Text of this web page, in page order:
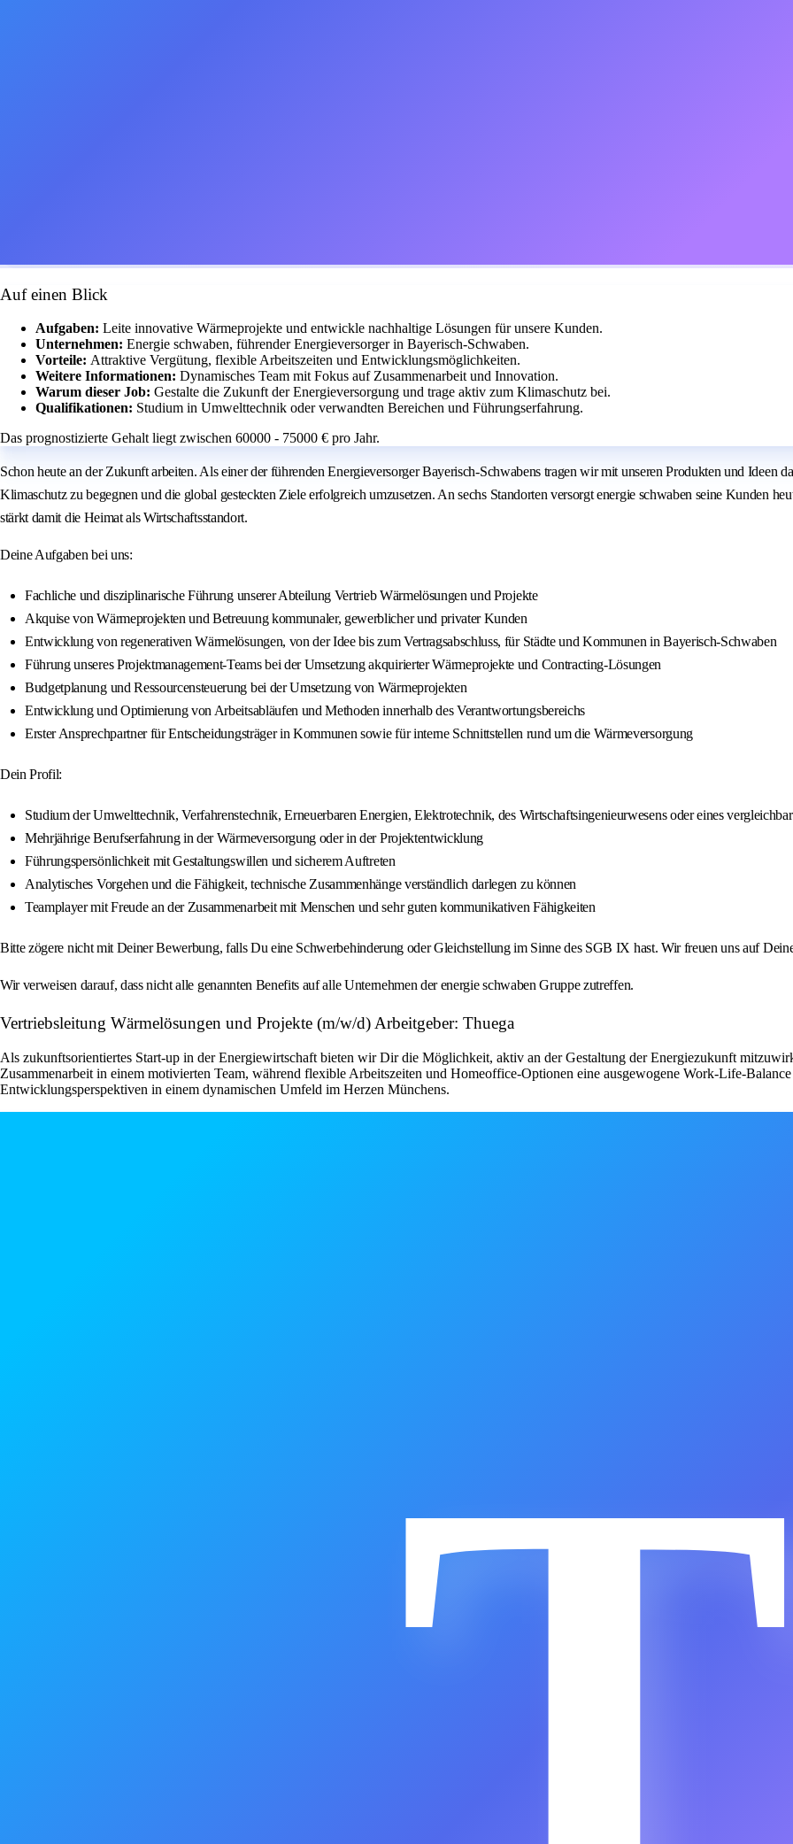
Auf einen Blick
Aufgaben: Leite innovative Wärmeprojekte und entwickle nachhaltige Lösungen für unsere Kunden.
Unternehmen: Energie schwaben, führender Energieversorger in Bayerisch-Schwaben.
Vorteile: Attraktive Vergütung, flexible Arbeitszeiten und Entwicklungsmöglichkeiten.
Weitere Informationen: Dynamisches Team mit Fokus auf Zusammenarbeit und Innovation.
Warum dieser Job: Gestalte die Zukunft der Energieversorgung und trage aktiv zum Klimaschutz bei.
Qualifikationen: Studium in Umwelttechnik oder verwandten Bereichen und Führungserfahrung.
Das prognostizierte Gehalt liegt zwischen 60000 - 75000 € pro Jahr.
Schon heute an der Zukunft arbeiten. Als einer der führenden Energieversorger Bayerisch-Schwabens tragen wir mit unseren Produkten und Ideen
Klimaschutz zu begegnen und die global gesteckten Ziele erfolgreich umzusetzen. An sechs Standorten versorgt energie schwaben seine Kunden
stärkt damit die Heimat als Wirtschaftsstandort.
Deine Aufgaben bei uns:
Fachliche und disziplinarische Führung unserer Abteilung Vertrieb Wärmelösungen und Projekte
Akquise von Wärmeprojekten und Betreuung kommunaler, gewerblicher und privater Kunden
Entwicklung von regenerativen Wärmelösungen, von der Idee bis zum Vertragsabschluss, für Städte und Kommunen in Bayerisch-Schwaben
Führung unseres Projektmanagement-Teams bei der Umsetzung akquirierter Wärmeprojekte und Contracting-Lösungen
Budgetplanung und Ressourcensteuerung bei der Umsetzung von Wärmeprojekten
Entwicklung und Optimierung von Arbeitsabläufen und Methoden innerhalb des Verantwortungsbereichs
Erster Ansprechpartner für Entscheidungsträger in Kommunen sowie für interne Schnittstellen rund um die Wärmeversorgung
Dein Profil:
Studium der Umwelttechnik, Verfahrenstechnik, Erneuerbaren Energien, Elektrotechnik, des Wirtschaftsingenieurwesens oder eines
Mehrjährige Berufserfahrung in der Wärmeversorgung oder in der Projektentwicklung
Führungspersönlichkeit mit Gestaltungswillen und sicherem Auftreten
Analytisches Vorgehen und die Fähigkeit, technische Zusammenhänge verständlich darlegen zu können
Teamplayer mit Freude an der Zusammenarbeit mit Menschen und sehr guten kommunikativen Fähigkeiten
Bitte zögere nicht mit Deiner Bewerbung, falls Du eine Schwerbehinderung oder Gleichstellung im Sinne des SGB IX hast. Wir freuen uns auf
Wir verweisen darauf, dass nicht alle genannten Benefits auf alle Unternehmen der energie schwaben Gruppe zutreffen.
Vertriebsleitung Wärmelösungen und Projekte (m/w/d) Arbeitgeber: Thuega
Als zukunftsorientiertes Start-up in der Energiewirtschaft bieten wir Dir die Möglichkeit, aktiv an der Gestaltung der Energiezukunft
Zusammenarbeit in einem motivierten Team, während flexible Arbeitszeiten und Homeoffice-Optionen eine ausgewogene Work-Life-
Entwicklungsperspektiven in einem dynamischen Umfeld im Herzen Münchens.
T